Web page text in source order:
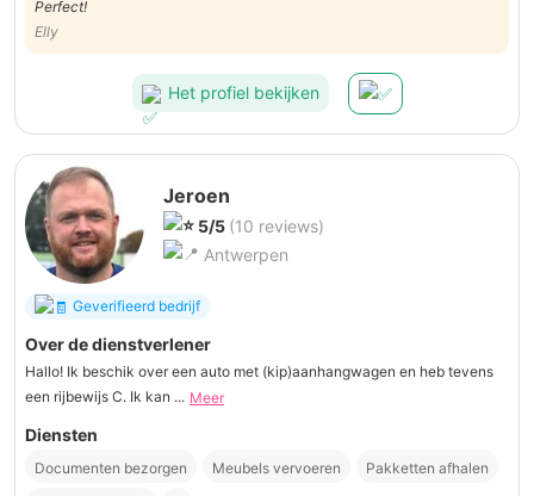
Perfect!
Elly
Het profiel bekijken
Jeroen
5/5 (10 reviews)
Antwerpen
Geverifieerd bedrijf
Over de dienstverlener
Hallo! Ik beschik over een auto met (kip)aanhangwagen en heb tevens
een rijbewijs C. Ik kan ... Meer
Diensten
Documenten bezorgen Meubels vervoeren Pakketten afhalen